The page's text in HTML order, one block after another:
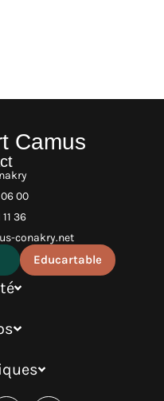
Camus
06 00
36
conakry.net
Educartable